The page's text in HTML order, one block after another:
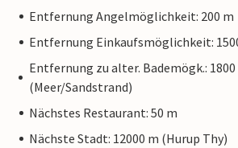
Entfernung Angelmöglichkeit: 200 m
Entfernung Einkaufsmöglichkeit:
Entfernung zu alter. Bademögk.: 1800
(Meer/Sandstrand)
Nächstes Restaurant: 50 m
Nächste Stadt: 12000 m (Hurup Thy)